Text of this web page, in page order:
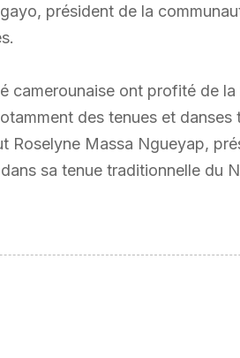
président de la
camerounaise ont profité de
des tenues et
Roselyne Massa Ngueyap,
sa tenue traditionnelle du